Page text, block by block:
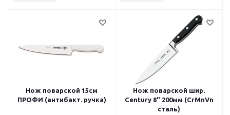
Нож поварской 15см
ПРОФИ (антибакт. ручка)
Нож поварской шир.
Century 8" 200мм (CrMnVn
сталь)